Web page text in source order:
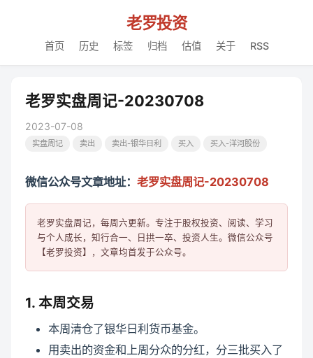
老罗投资
首页 历史 标签 归档 估值 关于 RSS
老罗实盘周记-20230708
2023-07-08
实盘周记 卖出 卖出-银华日利 买入 买入-洋河股份
微信公众号文章地址： 老罗实盘周记-20230708
老罗实盘周记，每周六更新。专注于股权投资、阅读、学习
与个人成长，知行合一、日拱一卒、投资人生。微信公众号
1. 本周交易
本周清仓了银华日利货币基金。
用卖出的资金和上周分众的分红，分三批买入了